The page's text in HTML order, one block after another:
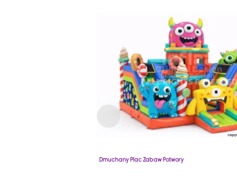
Dmuchany Plac Zabaw Potwory